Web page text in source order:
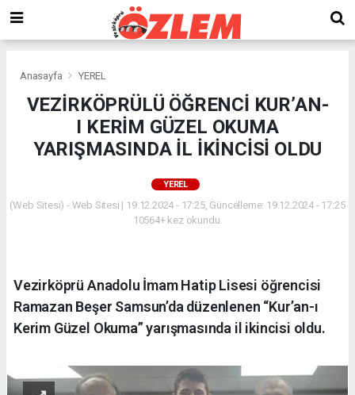
Anasayfa YEREL
VEZİRKÖPRÜLÜ ÖĞRENCİ KUR’AN-
I KERİM GÜZEL OKUMA
YARIŞMASINDA İL İKİNCİSİ OLDU
YEREL
(Web Sitesi) - Web Sitesi | 19.12.2024 - 17:25, Güncelleme: 19.12.2024 - 17:25
10564+ kez okundu.
Vezirköprü Anadolu İmam Hatip Lisesi öğrencisi
Ramazan Beşer Samsun’da düzenlenen “Kur’an-ı
Kerim Güzel Okuma” yarışmasında il ikincisi oldu.